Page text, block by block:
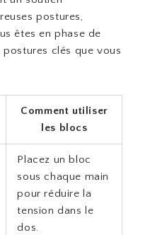
postures,
êtes en phase de
clés que vous
Comment utiliser
les blocs
Placez un bloc
sous chaque main
pour réduire la
tension dans le
dos.